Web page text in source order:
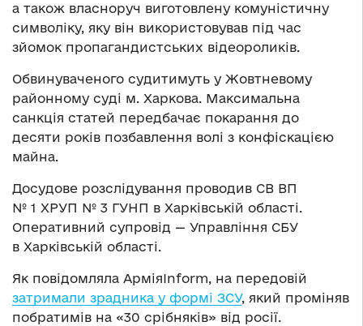
а також власноруч виготовлену комуністичну
символіку, яку він використовував під час
зйомок пропагандистських відеороликів.
Обвинуваченого судитимуть у Жовтневому
районному суді м. Харкова. Максимальна
санкція статей передбачає покарання до
десяти років позбавлення волі з конфіскацією
майна.
Досудове розслідування проводив СВ ВП
№ 1 ХРУП № 3 ГУНП в Харківській області.
Оперативний супровід — Управління СБУ
в Харківській області.
Як повідомляла АрміяInform, на передовій
затримали зрадника у формі ЗСУ, який проміняв
побратимів на «30 срібняків» від росії.